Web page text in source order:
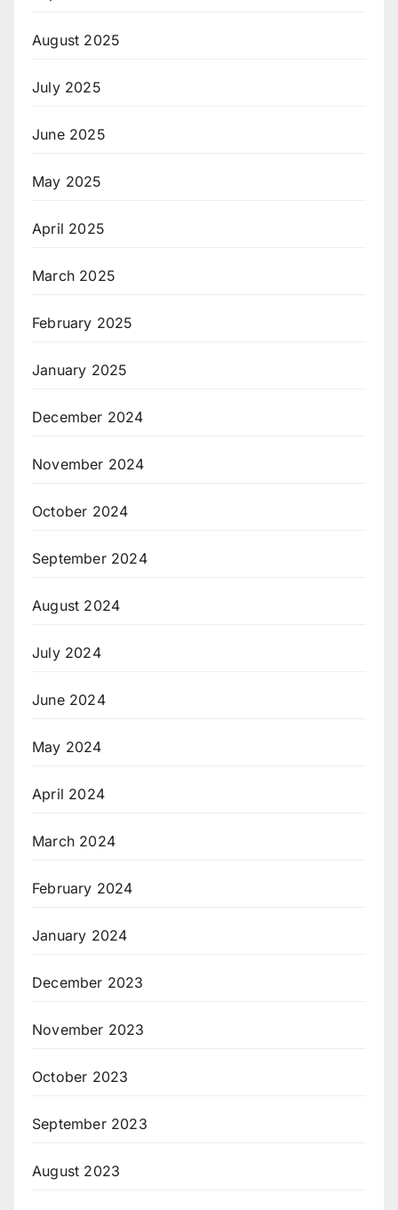
August 2025
July 2025
June 2025
May 2025
April 2025
March 2025
February 2025
January 2025
December 2024
November 2024
October 2024
September 2024
August 2024
July 2024
June 2024
May 2024
April 2024
March 2024
February 2024
January 2024
December 2023
November 2023
October 2023
September 2023
August 2023